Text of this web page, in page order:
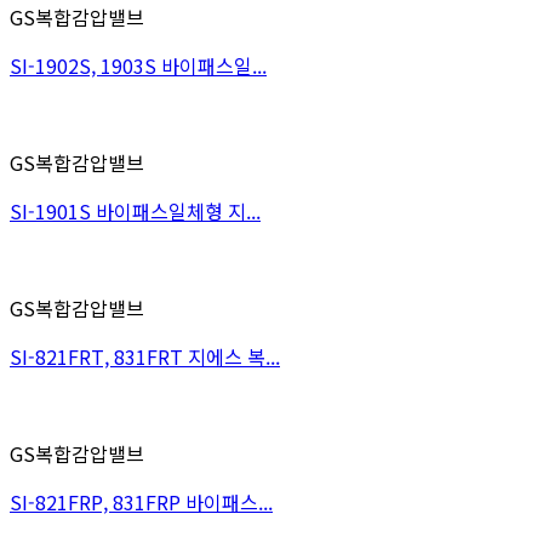
GS복합감압밸브
SI-1902S, 1903S 바이패스일...
GS복합감압밸브
SI-1901S 바이패스일체형 지...
GS복합감압밸브
SI-821FRT, 831FRT 지에스 복...
GS복합감압밸브
SI-821FRP, 831FRP 바이패스...